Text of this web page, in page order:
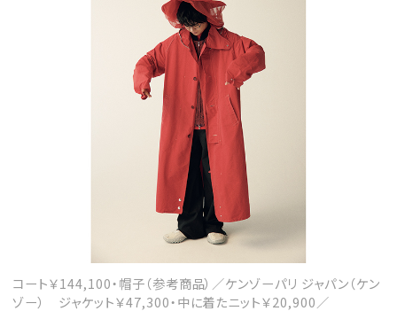
コート￥144,100・帽子（参考商品）／ケンゾーパリ ジャパン（ケン
ゾー） ジャケット￥47,300・中に着たニット￥20,900／